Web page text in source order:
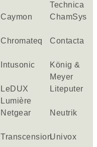
Technica
Caymon ChamSys
Chromateq Contacta
Intusonic
König &
Meyer
LeDUX
Lumière
Liteputer
Netgear Neutrik
TranscensionUnivox